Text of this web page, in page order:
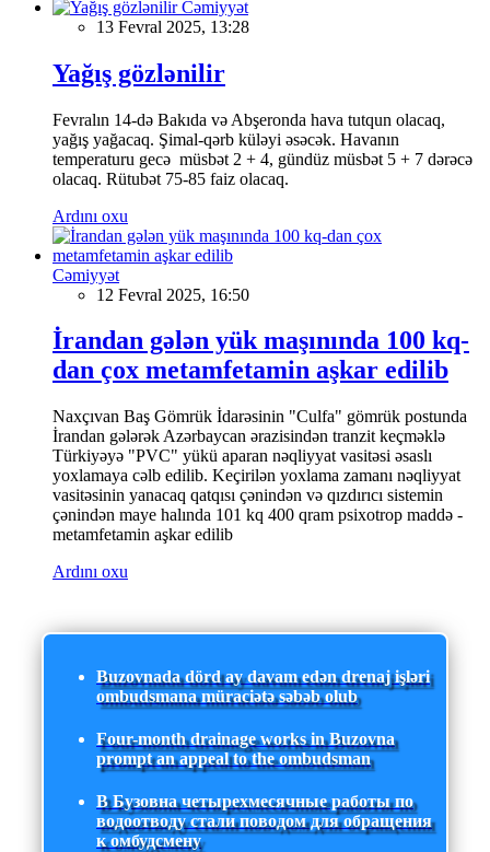
Cəmiyyət
13 Fevral 2025, 13:28
Yağış gözlənilir
Fevralın 14-də Bakıda və Abşeronda hava tutqun olacaq,
yağış yağacaq. Şimal-qərb küləyi əsəcək. Havanın
temperaturu gecə müsbət 2 + 4, gündüz müsbət 5 + 7 dərəcə
olacaq. Rütubət 75-85 faiz olacaq.
Ardını oxu
Cəmiyyət
12 Fevral 2025, 16:50
İrandan gələn yük maşınında 100 kq-
dan çox metamfetamin aşkar edilib
Naxçıvan Baş Gömrük İdarəsinin "Culfa" gömrük postunda
İrandan gələrək Azərbaycan ərazisindən tranzit keçməklə
Türkiyəyə "PVC" yükü aparan nəqliyyat vasitəsi əsaslı
yoxlamaya cəlb edilib. Keçirilən yoxlama zamanı nəqliyyat
vasitəsinin yanacaq qatqısı çənindən və qızdırıcı sistemin
çənindən maye halında 101 kq 400 qram psixotrop maddə -
metamfetamin aşkar edilib
Ardını oxu
Buzovnada dörd ay davam edən drenaj işləri
ombudsmana müraciətə səbəb olub
Four-month drainage works in Buzovna
prompt an appeal to the ombudsman
В Бузовна четырехмесячные работы по
водоотводу стали поводом для обращения
к омбудсмену